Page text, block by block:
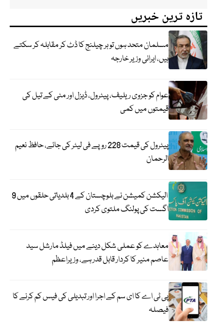
تازہ ترین خبریں
مسلمان متحد ہوں تو ہر چیلنج کا ڈٹ کر مقابلہ کر سکتے
ہیں، ایرانی وزیر خارجہ
عوام کو جزوی ریلیف، پیٹرول، ڈیزل اور مٹی کے تیل کی
قیمتوں میں کمی
پیٹرول کی قیمت 228 روپے فی لیٹر کی جائے، حافظ نعیم
الرحمان
الیکشن کمیشن نے بلوچستان کے 4 بلدیاتی حلقوں میں 9
اگست کی پولنگ ملتوی کردی
معاہدے کو عملی شکل دینے میں فیلڈ مارشل سید
عاصم منیر کا کردار قابل قدر ہے، وزیراعظم
پی ٹی اے کا ای سم کے اجرا اور تبدیلی کی فیس کم کرنے کا
فیصلہ